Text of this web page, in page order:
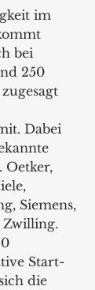
im
bei
250
Dabei
Oetker,
Siemens,
Start-
die